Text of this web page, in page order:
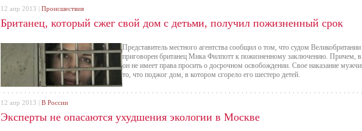
Британец, который сжег свой дом с детьми, получил пожизненный срок
Представитель местного агентства сообщил о том, что судом
приговорен британец Мика Филпотт к пожизненному заключению. Причем, в
он не имеет права просить о досрочном освобождении. Свое наказание
то, что поджог дом, в котором сгорело его шестеро детей.
12 апр 2013 | Происшествия
Эксперты не опасаются ухудшения экологии в Москве
12 апр 2013 | В России